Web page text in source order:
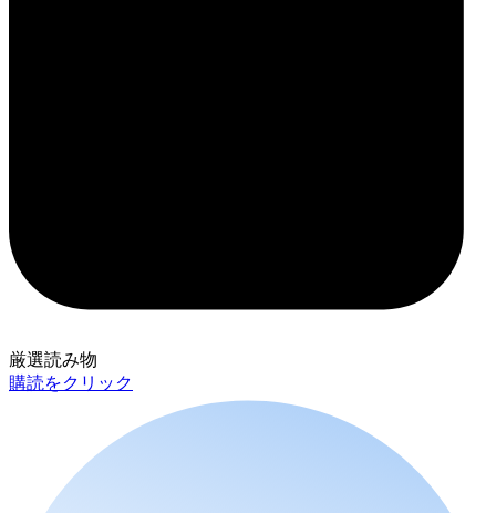
厳選読み物
購読をクリック